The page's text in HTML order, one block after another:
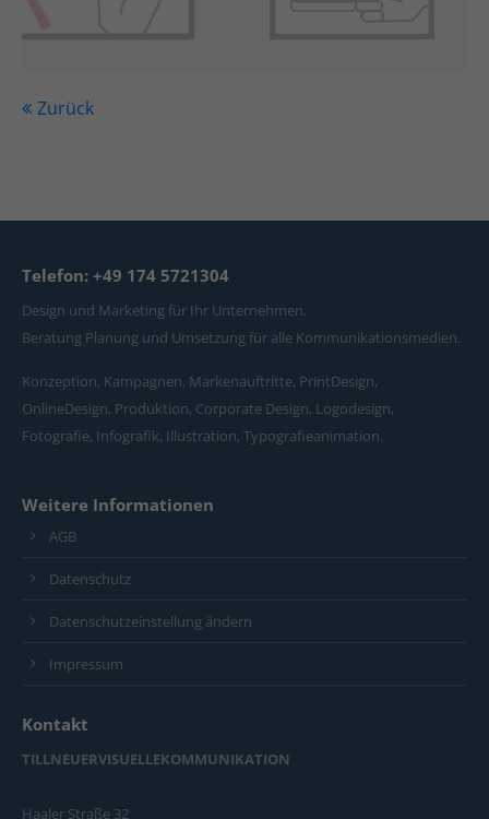
Zurück
Telefon: +49 174 5721304
Design und Marketing für Ihr Unternehmen.
Beratung Planung und Umsetzung für alle Kommunikationsmedien.
Konzeption, Kampagnen, Markenauftritte, PrintDesign,
OnlineDesign, Produktion, Corporate Design, Logodesign,
Fotografie, Infografik, Illustration, Typografieanimation.
Weitere Informationen
AGB
Datenschutz
Datenschutzeinstellung ändern
Impressum
Kontakt
TILLNEUERVISUELLEKOMMUNIKATION
Haaler Straße 32